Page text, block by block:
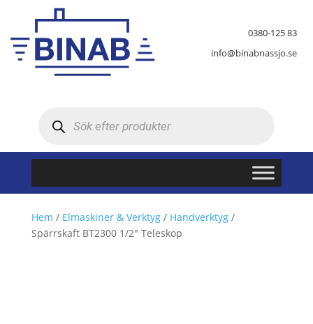
0380-125 83
info@binabnassjo.se
Hem / Elmaskiner & Verktyg/ Handverktyg/
Spärrskaft BT2300 1/2″ Teleskop